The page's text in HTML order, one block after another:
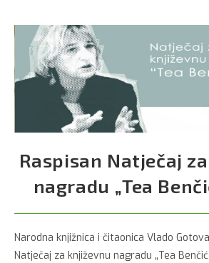
Raspisan Natječaj
nagradu „Tea
Narodna knjižnica i čitaonica Vlado
Natječaj za književnu nagradu „Tea